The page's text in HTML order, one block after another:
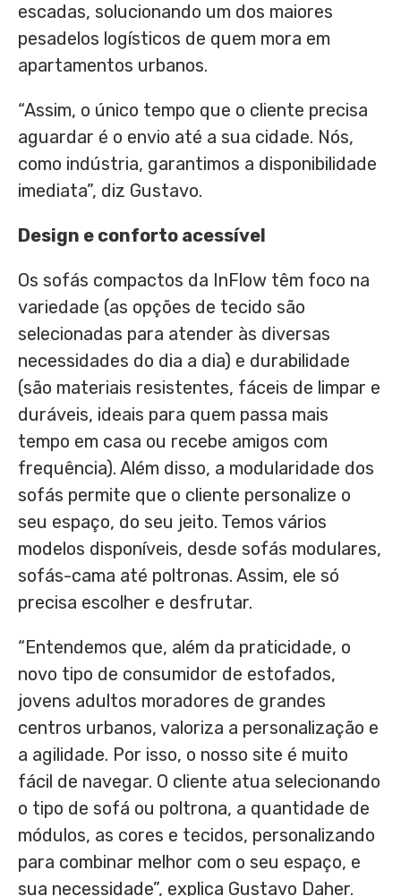
escadas, solucionando um dos maiores
pesadelos logísticos de quem mora em
apartamentos urbanos.
“Assim, o único tempo que o cliente precisa
aguardar é o envio até a sua cidade. Nós,
como indústria, garantimos a disponibilidade
imediata”, diz Gustavo.
Design e conforto acessível
Os sofás compactos da InFlow têm foco na
variedade (as opções de tecido são
selecionadas para atender às diversas
necessidades do dia a dia) e durabilidade
(são materiais resistentes, fáceis de limpar e
duráveis, ideais para quem passa mais
tempo em casa ou recebe amigos com
frequência). Além disso, a modularidade dos
sofás permite que o cliente personalize o
seu espaço, do seu jeito. Temos vários
modelos disponíveis, desde sofás modulares,
sofás-cama até poltronas. Assim, ele só
precisa escolher e desfrutar.
“Entendemos que, além da praticidade, o
novo tipo de consumidor de estofados,
jovens adultos moradores de grandes
centros urbanos, valoriza a personalização e
a agilidade. Por isso, o nosso site é muito
fácil de navegar. O cliente atua selecionando
o tipo de sofá ou poltrona, a quantidade de
módulos, as cores e tecidos, personalizando
para combinar melhor com o seu espaço, e
sua necessidade”, explica Gustavo Daher.